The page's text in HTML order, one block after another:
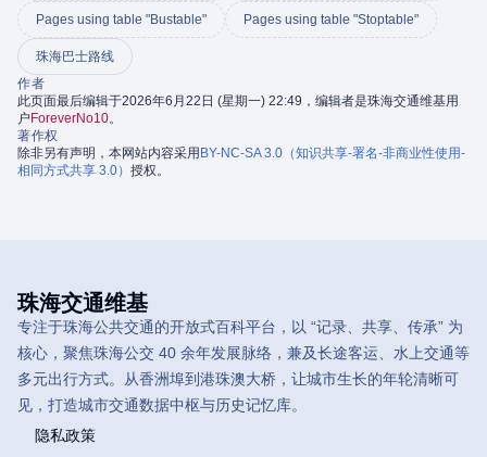
Pages using table "Bustable" Pages using table "Stoptable"
珠海巴士路线
作者
此页面最后编辑于2026年6月22日 (星期一) 22:49，编辑者是珠海交通维基用
户 ForeverNo10。
著作权
除非另有声明，本网站内容采用 BY-NC-SA 3.0（知识共享-署名-非商业性使用-
相同方式共享 3.0） 授权。
珠海交通维基
专注于珠海公共交通的开放式百科平台，以 “记录、共享、传承” 为
核心，聚焦珠海公交 40 余年发展脉络，兼及长途客运、水上交通等
多元出行方式。从香洲埠到港珠澳大桥，让城市生长的年轮清晰可
见，打造城市交通数据中枢与历史记忆库。
隐私政策